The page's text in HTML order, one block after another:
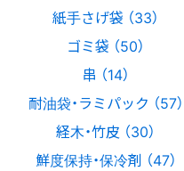
紙手さげ袋 （33）
ゴミ袋 （50）
串 （14）
耐油袋・ラミパック （57）
経木・竹皮 （30）
鮮度保持・保冷剤 （47）